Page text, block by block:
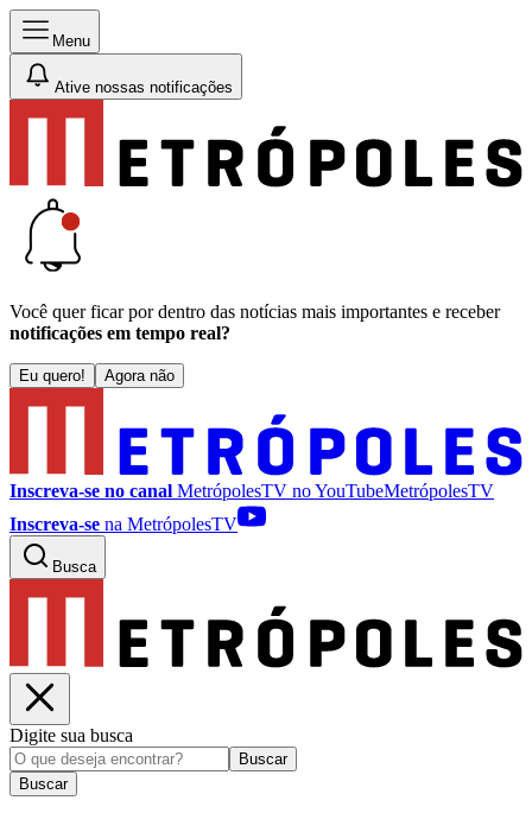
Menu
Ative nossas notificações
Você quer ficar por dentro das notícias mais importantes e receber
notificações em tempo real?
Eu quero! Agora não
Inscreva-se no canal MetrópolesTV noYouTubeMetrópolesTV
Inscreva-se na MetrópolesTV
Busca
Digite sua busca
Buscar
Buscar